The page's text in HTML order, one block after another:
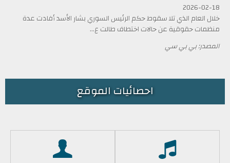
2026-02-18
خلال العام الذي تلا سقوط حكم الرئيس السوري بشار الأسد أفادت عدة
منظمات حقوقية عن حالات اختطاف طالت ع...
المصدر: بي بي سي
احصائيات الموقع